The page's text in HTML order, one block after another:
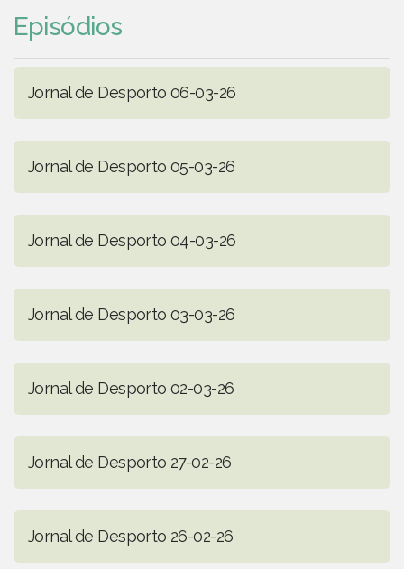
Episódios
Jornal de Desporto 06-03-26
Jornal de Desporto 05-03-26
Jornal de Desporto 04-03-26
Jornal de Desporto 03-03-26
Jornal de Desporto 02-03-26
Jornal de Desporto 27-02-26
Jornal de Desporto 26-02-26